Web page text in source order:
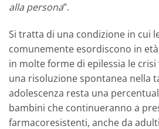
alla persona”.
Si tratta di una condizione in cui
comunemente esordiscono in
in molte forme di epilessia le
una risoluzione spontanea nella
adolescenza resta una
bambini che continueranno a
farmacoresistenti, anche da